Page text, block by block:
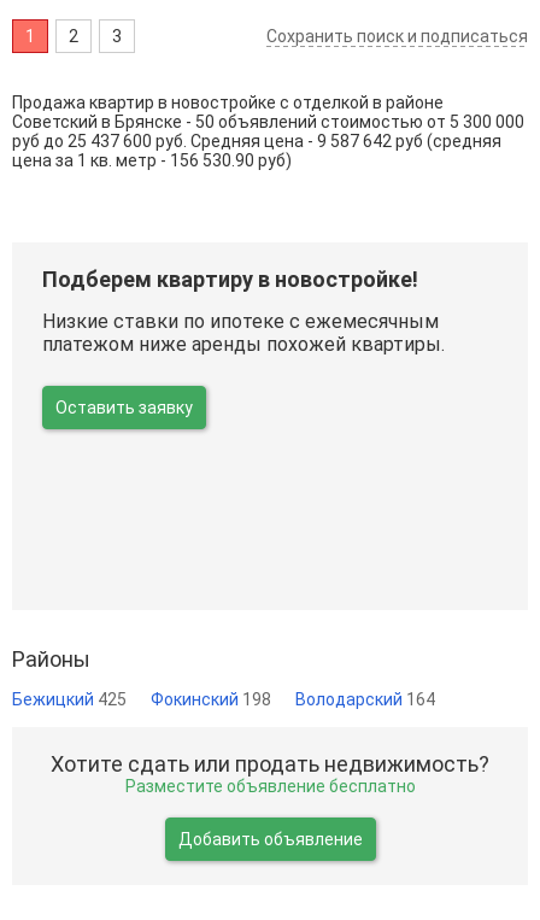
1 2 3 Сохранить поиск и подписаться
Продажа квартир в новостройке с отделкой в районе
Советский в Брянске - 50 объявлений стоимостью от 5 300 000
руб до 25 437 600 руб. Средняя цена - 9 587 642 руб (средняя
цена за 1 кв. метр - 156 530.90 руб)
Подберем квартиру в новостройке!
Низкие ставки по ипотеке с ежемесячным
платежом ниже аренды похожей квартиры.
Оставить заявку
Районы
Бежицкий 425 Фокинский 198 Володарский 164
Хотите сдать или продать недвижимость?
Разместите объявление бесплатно
Добавить объявление